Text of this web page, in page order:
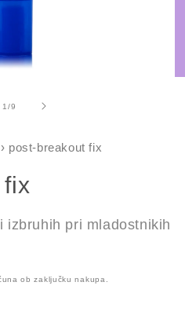
1/od
9
› post-breakout fix
izbruhih pri mladostnikih
ob zaključku nakupa.